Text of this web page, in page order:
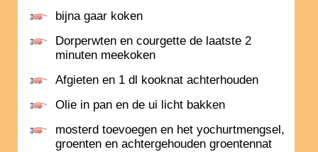
bijna gaar koken
Dorperwten en courgette de laatste 2
minuten meekoken
Afgieten en 1 dl kooknat achterhouden
Olie in pan en de ui licht bakken
mosterd toevoegen en het yochurtmengsel,
groenten en achtergehouden groentennat